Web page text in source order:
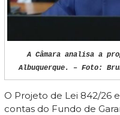
A Câmara analisa a
Albuquerque. – Foto:
O Projeto de Lei 842/26
contas do Fundo de